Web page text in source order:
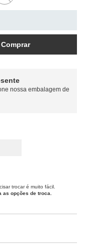
Comprar
nossa embalagem de
trocar é muito fácil.
as opções de troca.